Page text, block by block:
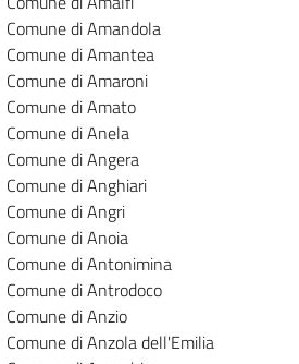
Comune di Amandola
Comune di Amantea
Comune di Amaroni
Comune di Amato
Comune di Anela
Comune di Angera
Comune di Anghiari
Comune di Angri
Comune di Anoia
Comune di Antonimina
Comune di Antrodoco
Comune di Anzio
Comune di Anzola dell'Emilia